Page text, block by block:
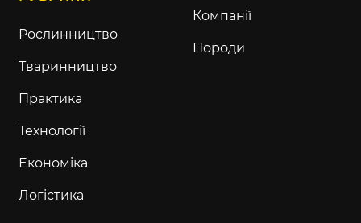
Рослинництво
Тваринництво
Практика
Технології
Економіка
Логістика
Компанії
Породи